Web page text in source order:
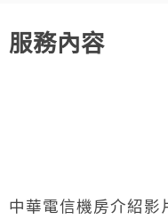
服務內容
中華電信機房介紹影